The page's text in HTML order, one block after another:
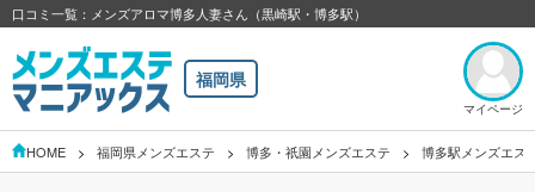
口コミ一覧：メンズアロマ博多人妻さん（黒崎駅・博多駅）
福岡県
マイページ
HOME 福岡県メンズエステ 博多・祇園メンズエステ 博多駅メンズエス